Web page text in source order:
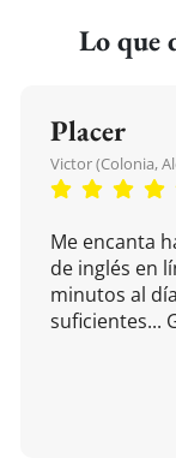
Lo que
Placer
Victor (Colonia,
Me encanta
de inglés en
minutos al
suficientes...